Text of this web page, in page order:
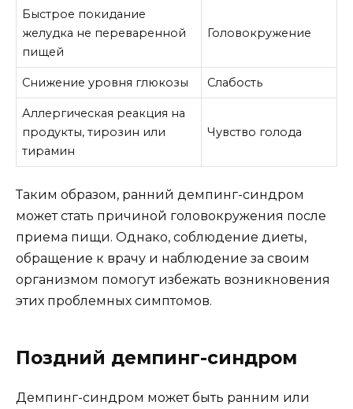
Быстрое покидание
желудка не переваренной
пищей
Головокружение
Снижение уровня глюкозы Слабость
Аллергическая реакция на
продукты, тирозин или
тирамин
Чувство голода
Таким образом, ранний демпинг-синдром
может стать причиной головокружения после
приема пищи. Однако, соблюдение диеты,
обращение к врачу и наблюдение за своим
организмом помогут избежать возникновения
этих проблемных симптомов.
Поздний демпинг-синдром
Демпинг-синдром может быть ранним или